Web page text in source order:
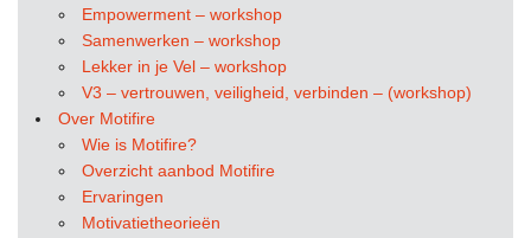
Empowerment – workshop
Samenwerken – workshop
Lekker in je Vel – workshop
V3 – vertrouwen, veiligheid, verbinden – (workshop)
Over Motifire
Wie is Motifire?
Overzicht aanbod Motifire
Ervaringen
Motivatietheorieën